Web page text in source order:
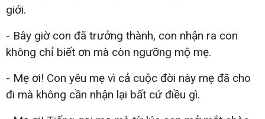
giới.
- Bây giờ con đã trưởng thành, con nhận ra con
không chỉ biết ơn mà còn ngưỡng mộ mẹ.
- Mẹ ơi! Con yêu mẹ vì cả cuộc đời này mẹ đã cho
đi mà không cần nhận lại bất cứ điều gì.